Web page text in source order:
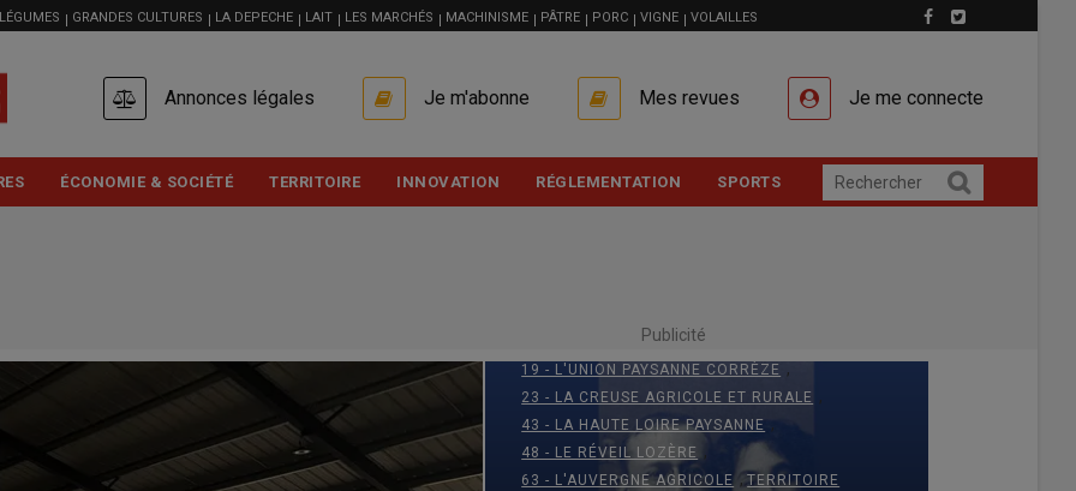
GRANDES CULTURES LA DEPECHE LAIT LES MARCHÉS MACHINISME PÂTRE PORC VIGNE VOLAILLES
ACCOUNT
Annonces légales Je m'abonne Mes revues Je me connecte
ÉCONOMIE & SOCIÉTÉ TERRITOIRE INNOVATION RÉGLEMENTATION SPORTS
Publicité
15 - L'UNION DU CANTAL
19 - L'UNION PAYSANNE CORRÈZE ,
23 - LA CREUSE AGRICOLE ET RURALE ,
43 - LA HAUTE LOIRE PAYSANNE ,
48 - LE RÉVEIL LOZÈRE ,
63 - L'AUVERGNE AGRICOLE ,TERRITOIRE